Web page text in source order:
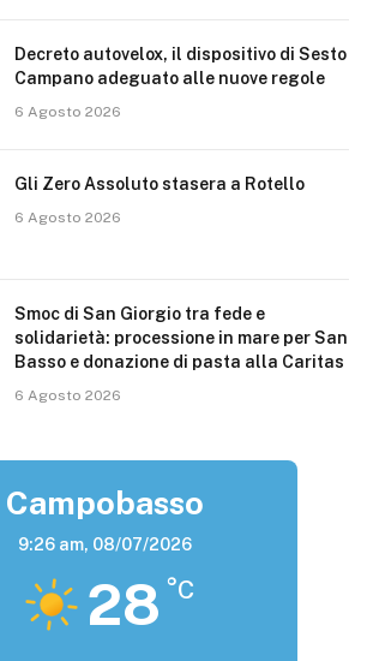
Decreto autovelox, il dispositivo di Sesto
Campano adeguato alle nuove regole
6 Agosto 2026
Gli Zero Assoluto stasera a Rotello
6 Agosto 2026
Smoc di San Giorgio tra fede e
solidarietà: processione in mare per San
Basso e donazione di pasta alla Caritas
6 Agosto 2026
Campobasso
9:26 am, 08/07/2026
28 °C